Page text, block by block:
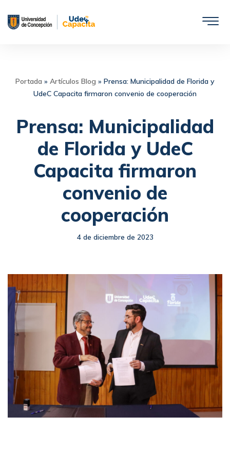
Saltar
Portada » Artículos Blog » Prensa: Municipalidad de Florida y
UdeC Capacita firmaron convenio de cooperación
Prensa: Municipalidad
de Florida y UdeC
Capacita firmaron
convenio de
cooperación
4 de diciembre de 2023